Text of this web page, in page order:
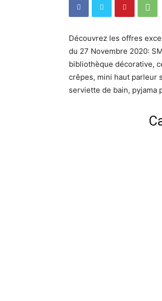
Découvrez les offres
du 27 Novembre 2020:
bibliothèque décorative,
crêpes, mini haut parleur
serviette de bain, pyjama